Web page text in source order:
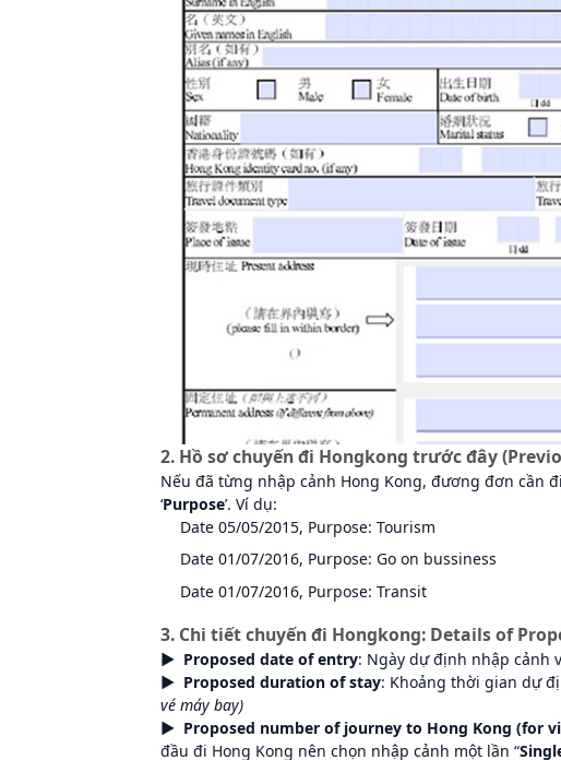
2. Hồ sơ chuyến đi Hongkong trước đây
Nếu đã từng nhập cảnh Hong Kong, đương đơn cần
‘Purpose’. Ví dụ:
Date 05/05/2015, Purpose: Tourism
Date 01/07/2016, Purpose: Go on bussiness
Date 01/07/2016, Purpose: Transit
3. Chi tiết chuyến đi Hongkong: Details of
► Proposed date of entry: Ngày dự định nhập cảnh
► Proposed duration of stay: Khoảng thời gian dự
vé máy bay)
► Proposed number of journey to Hong Kong (for
đầu đi Hong Kong nên chọn nhập cảnh một lần “